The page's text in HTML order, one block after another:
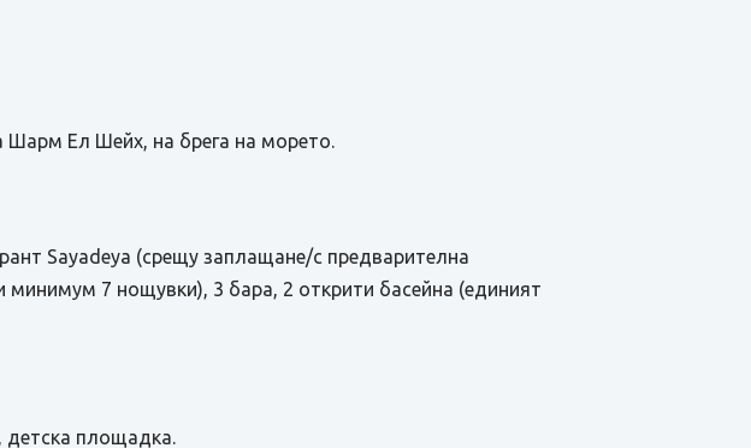
Шарм Ел Шейх, на брега на морето.
Sayadeya (срещу заплащане/с предварителна
минимум 7 нощувки), 3 бара, 2 открити басейна (единият
детска площадка.